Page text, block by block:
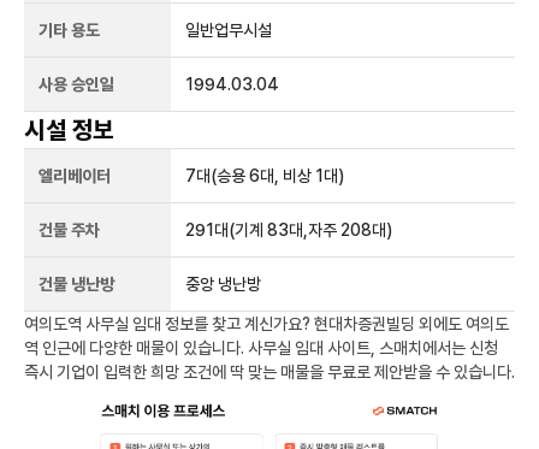
기타 용도 일반업무시설
사용 승인일 1994.03.04
시설 정보
엘리베이터 7대(승용 6대, 비상 1대)
건물 주차 291 대(기계 83대,자주 208대)
건물 냉난방 중앙 냉난방
여의도역 사무실 임대 정보를 찾고 계신가요? 현대차증권빌딩 외에도 여의도
역 인근에 다양한 매물이 있습니다. 사무실 임대 사이트, 스매치에서는 신청
즉시 기업이 입력한 희망 조건에 딱 맞는 매물을 무료로 제안받을 수 있습니다.